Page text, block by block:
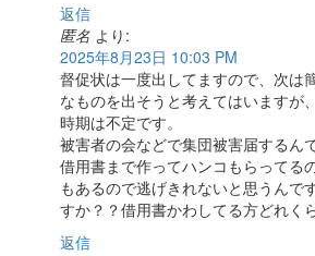
返信
匿名 より:
2025年8月23日 10:03 PM
督促状は一度出してますので、次は
なものを出そうと考えてはいますが、
時期は不定です。
被害者の会などで集団被害届するん
借用書まで作ってハンコもらってる
もあるので逃げきれないと思うんで
すか？？借用書かわしてる方どれく
返信